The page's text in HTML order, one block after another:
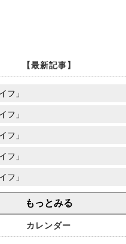
【最新記事】
フ」
フ」
フ」
フ」
フ」
もっとみる
カレンダー